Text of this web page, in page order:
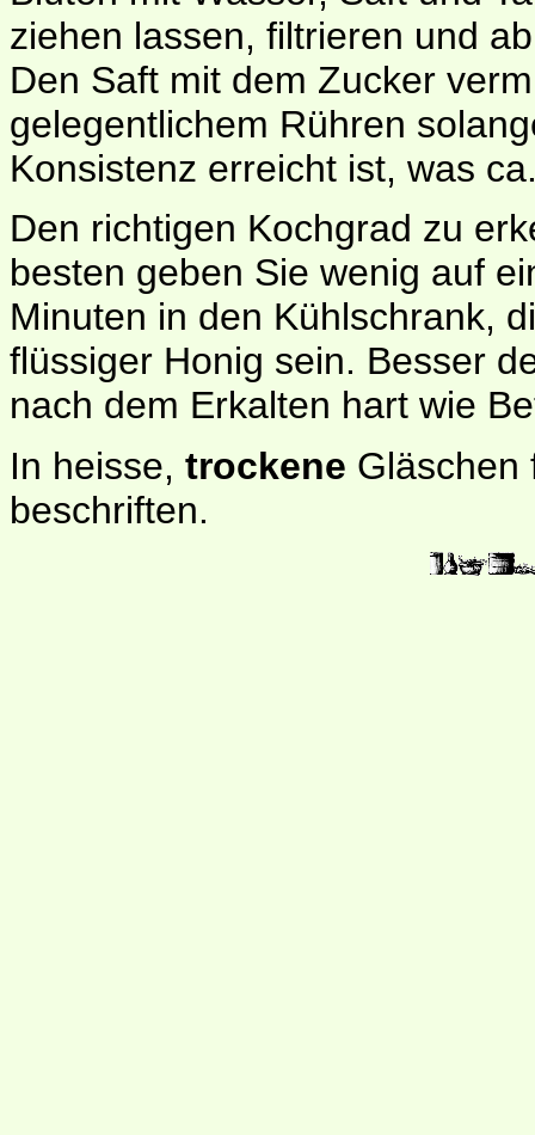
ziehen lassen, filtrieren und
Den Saft mit dem Zucker
gelegentlichem Rühren
Konsistenz erreicht ist, was
Den richtigen Kochgrad zu
besten geben Sie wenig auf
Minuten in den Kühlschrank,
flüssiger Honig sein. Besser
nach dem Erkalten hart wie
In heisse, trockene Gläschen
beschriften.